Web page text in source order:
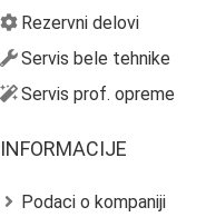
Rezervni delovi
Servis bele tehnike
Servis prof. opreme
INFORMACIJE
Podaci o kompaniji